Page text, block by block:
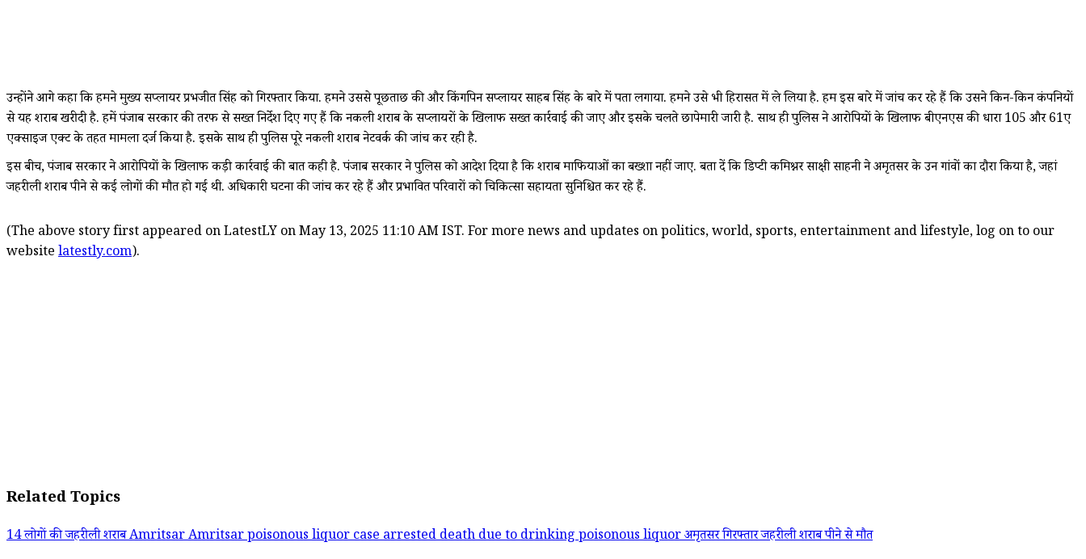
उन्होंने आगे कहा कि हमने मुख्य सप्लायर प्रभजीत सिंह को गिरफ्तार किया. हमने उससे पूछताछ की और किंगपिन सप्लायर साहब सिंह के बारे में पता लगाया. हमने उसे भी हिरासत में ले लिया है. हम इस बारे में जांच कर रहे हैं कि उसने किन-किन कंपनियों
से यह शराब खरीदी है. हमें पंजाब सरकार की तरफ से सख्त निर्देश दिए गए हैं कि नकली शराब के सप्लायरों के खिलाफ सख्त कार्रवाई की जाए और इसके चलते छापेमारी जारी है. साथ ही पुलिस ने आरोपियों के खिलाफ बीएनएस की धारा 105 और 61ए
एक्साइज एक्ट के तहत मामला दर्ज किया है. इसके साथ ही पुलिस पूरे नकली शराब नेटवर्क की जांच कर रही है.
इस बीच, पंजाब सरकार ने आरोपियों के खिलाफ कड़ी कार्रवाई की बात कही है. पंजाब सरकार ने पुलिस को आदेश दिया है कि शराब माफियाओं का बख्शा नहीं जाए. बता दें कि डिप्टी कमिश्नर साक्षी साहनी ने अमृतसर के उन गांवों का दौरा किया है, जहां
जहरीली शराब पीने से कई लोगों की मौत हो गई थी. अधिकारी घटना की जांच कर रहे हैं और प्रभावित परिवारों को चिकित्सा सहायता सुनिश्चित कर रहे हैं.
(The above story first appeared on LatestLY on May 13, 2025 11:10 AM IST. For more news and updates on politics, world, sports, entertainment and lifestyle, log on to our
website latestly.com).
Related Topics
14 लोगों की जहरीली शराबAmritsarAmritsar poisonous liquor casearresteddeath due to drinking poisonous liquorअमृतसरगिरफ्तारजहरीली शराब पीने से मौत